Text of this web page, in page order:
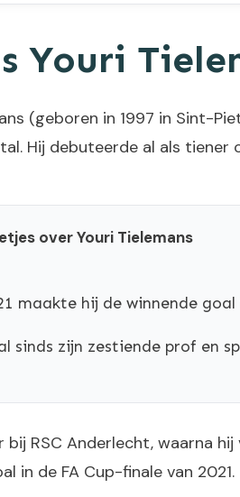
Youri
(geboren in 1997 in Sint-
Hij debuteerde al als tiener
over Youri Tielemans
maakte hij de winnende
sinds zijn zestiende prof en
bij RSC Anderlecht, waarna
in de FA Cup-finale van 2021.